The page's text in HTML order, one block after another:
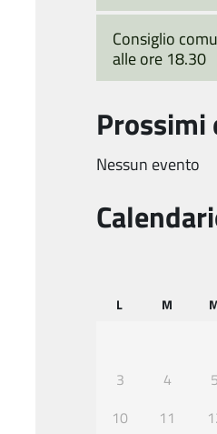
Consiglio
alle ore 18.30
Prossimi
Nessun evento
L M
3
4 5
10
11